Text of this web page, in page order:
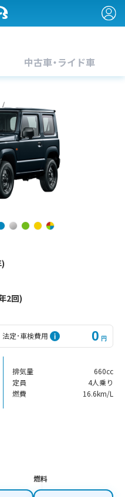
中古車・ライド車
2回)
法定･車検費用 0 円
排気量
660cc
定員
4人乗り
燃費
16.6km/L
燃料